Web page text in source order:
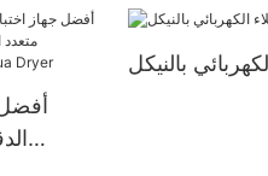
| تشانغهوا
أفضل
بالنيكل